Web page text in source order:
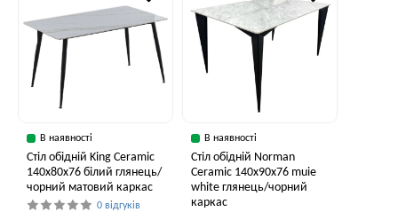
В наявності
Стіл обідній King Ceramic
140x80x76 білий глянець/
чорний матовий каркас
0 відгуків
В наявності
Стіл обідній Norman
Ceramic 140x90x76 muie
white глянець/чорний
каркас